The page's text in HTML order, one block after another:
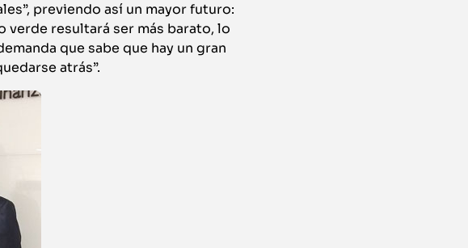
previendo así un mayor futuro:
verde resultará ser más barato, lo
que sabe que hay un gran
atrás”.